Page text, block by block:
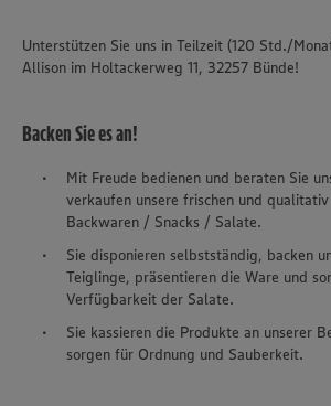
Unterstützen Sie uns in Teilzeit (120 Std./
Allison im Holtackerweg 11, 32257 Bünde!
Backen Sie es an!
Mit Freude bedienen und beraten Sie
verkaufen unsere frischen und
Backwaren / Snacks / Salate.
Sie disponieren selbstständig, backen
Teiglinge, präsentieren die Ware und
Verfügbarkeit der Salate.
Sie kassieren die Produkte an unserer
sorgen für Ordnung und Sauberkeit.